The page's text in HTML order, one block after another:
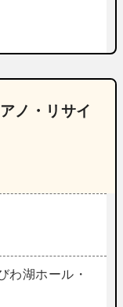
ノ・リサイ
わ湖ホール・